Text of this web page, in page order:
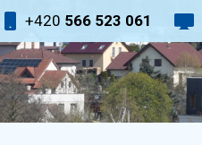
+420 566 523 061